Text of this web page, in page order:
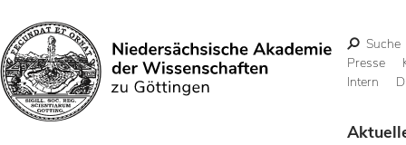
Suchen
Suche
Presse
Intern